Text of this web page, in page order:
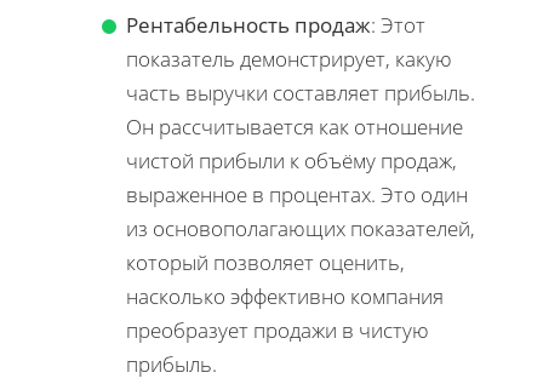
Рентабельность продаж: Этот
показатель демонстрирует, какую
часть выручки составляет прибыль.
Он рассчитывается как отношение
чистой прибыли к объёму продаж,
выраженное в процентах. Это один
из основополагающих показателей,
который позволяет оценить,
насколько эффективно компания
преобразует продажи в чистую
прибыль.